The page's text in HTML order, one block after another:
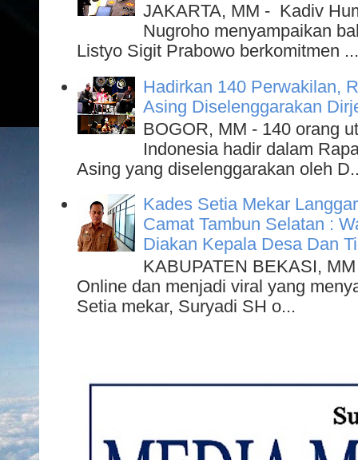
JAKARTA, MM - Kadiv
Nugroho menyampaikan
Listyo Sigit Prabowo berkomitmen
Hadirkan 140 Perwakilan,
Asing Diselenggarakan
BOGOR, MM - 140 orang
Indonesia hadir dalam
Asing yang diselenggarakan oleh
Kades Setia Mekar
Camat Tambun Selatan :
Diakan Kepala Desa Dan
KABUPATEN BEKASI,
Online dan menjadi viral yang
Setia mekar, Suryadi SH o...